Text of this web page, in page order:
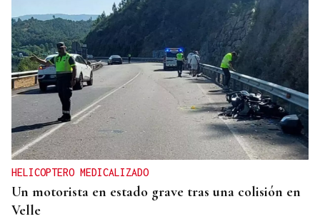
HELICOPTERO MEDICALIZADO
Un motorista en estado grave tras una colisión en
Velle